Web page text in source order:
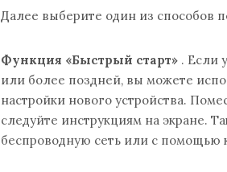
Далее выберите один из способов
Функция «Быстрый старт» . Если
или более поздней, вы можете
настройки нового устройства.
следуйте инструкциям на экране.
беспроводную сеть или с помощью